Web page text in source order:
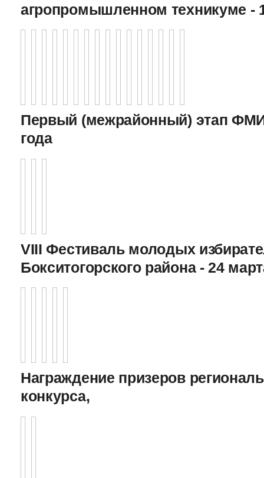
агропромышленном техникуме -
Первый (межрайонный) этап
года
VIII Фестиваль молодых
Бокситогорского района - 24
Награждение призеров
конкурса,